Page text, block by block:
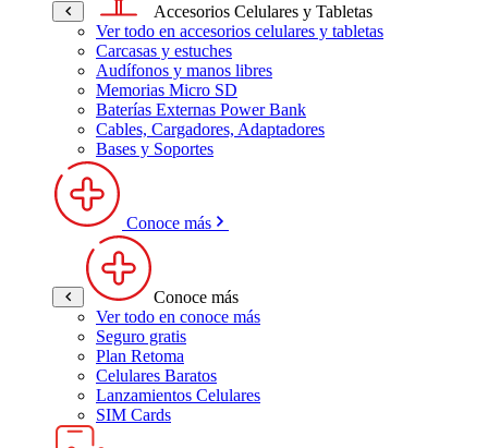
Accesorios Celulares y Tabletas
Ver todo en accesorios celulares y tabletas
Carcasas y estuches
Audífonos y manos libres
Memorias Micro SD
Baterías Externas Power Bank
Cables, Cargadores, Adaptadores
Bases y Soportes
Conoce más
Conoce más
Ver todo en conoce más
Seguro gratis
Plan Retoma
Celulares Baratos
Lanzamientos Celulares
SIM Cards